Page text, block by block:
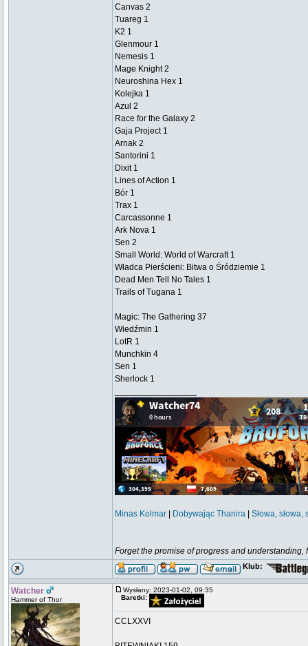
Canvas 2
Tuareg 1
K2 1
Glenmour 1
Nemesis 1
Mage Knight 2
Neuroshina Hex 1
Kolejka 1
Azul 2
Race for the Galaxy 2
Gaja Project 1
Arnak 2
Santorini 1
Dixit 1
Lines of Action 1
Bór 1
Trax 1
Carcassonne 1
Ark Nova 1
Sen 2
Small World: World of Warcraft 1
Władca Pierścieni: Bitwa o Śródziemie 1
Dead Men Tell No Tales 1
Trails of Tugana 1
Magic: The Gathering 37
Wiedźmin 1
LotR 1
Munchkin 4
Sen 1
Sherlock 1
Minas Kolmar Dobywając Thanira Słowa, słowa,
Forget the promise of progress and
Klub:
Watcher
Hammer of Thor
Wysłany: 2023-01-02, 09:35
Baretki:
CCLXXVI